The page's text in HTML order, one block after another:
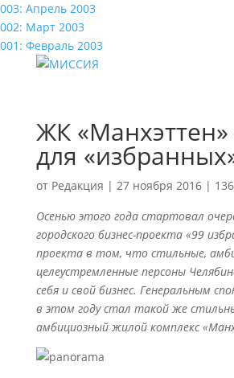
003: Апрель 2003
002: Март 2003
001: Февраль 2003
ЖК «Манхэттен»
для
от Редакция | 27 ноября 2016|
Осенью этого года стартовал
городского бизнес-проекта «99
проекта в том, что стильные,
целеустремленные персоны
себя и свой бизнес. Генеральным
в этом году стал такой же
амбициозный жилой комплекс